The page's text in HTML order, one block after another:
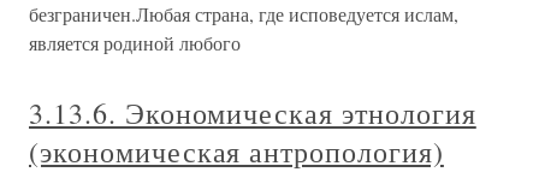
безграничен.Любая страна, где исповедуется ислам,
является родиной любого
3.13.6. Экономическая этнология
(экономическая антропология)